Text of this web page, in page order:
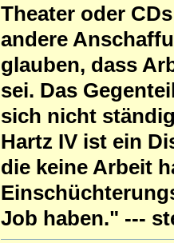
Theater oder
andere
glauben, dass
sei. Das
sich nicht
Hartz IV ist ein
die keine Arbeit
Job haben." ---